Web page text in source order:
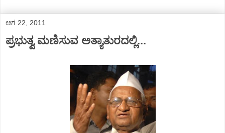
ಆಗ 22, 2011
ಪ್ರಭುತ್ವ ಮಣಿಸುವ ಅತ್ಯಾತುರದಲ್ಲಿ...